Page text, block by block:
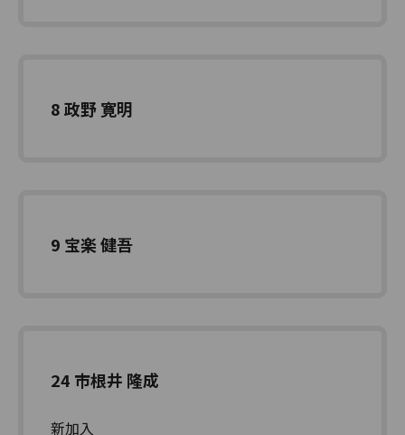
8 政野 寛明
9 宝楽 健吾
24 市根井 隆成
新加入